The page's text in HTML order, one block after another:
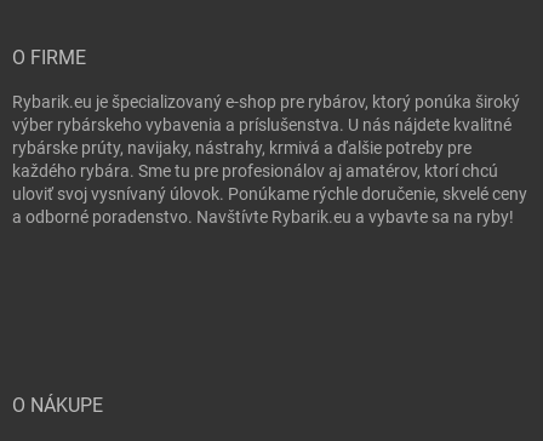
O FIRME
Rybarik.eu je špecializovaný e-shop pre rybárov, ktorý ponúka široký
výber rybárskeho vybavenia a príslušenstva. U nás nájdete kvalitné
rybárske prúty, navijaky, nástrahy, krmivá a ďalšie potreby pre
každého rybára. Sme tu pre profesionálov aj amatérov, ktorí chcú
uloviť svoj vysnívaný úlovok. Ponúkame rýchle doručenie, skvelé ceny
a odborné poradenstvo. Navštívte Rybarik.eu a vybavte sa na ryby!
O NÁKUPE